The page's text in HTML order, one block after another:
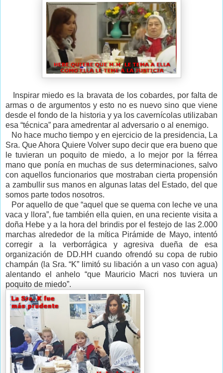
Inspirar miedo es la bravata de los cobardes, por falta de
armas o de argumentos y esto no es nuevo sino que viene
desde el fondo de la historia y ya los cavernícolas utilizaban
esa “técnica” para amedrentar al adversario o al enemigo.
No hace mucho tiempo y en ejercicio de la presidencia, La
Sra. Que Ahora Quiere Volver supo decir que era bueno que
le tuvieran un poquito de miedo, a lo mejor por la férrea
mano que ponía en muchas de sus determinaciones, salvo
con aquellos funcionarios que mostraban cierta propensión
a zambullir sus manos en algunas latas del Estado, del que
somos parte todos nosotros.
Por aquello de que “aquel que se quema con leche ve una
vaca y llora”, fue también ella quien, en una reciente visita a
doña Hebe y a la hora del brindis por el festejo de las 2.000
marchas alrededor de la mítica Pirámide de Mayo, intentó
corregir a la verborrágica y agresiva dueña de esa
organización de DD.HH cuando ofrendó su copa de rubio
champán (la Sra. “K” limitó su libación a un vaso con agua)
alentando el anhelo “que Mauricio Macri nos tuviera un
poquito de miedo”.